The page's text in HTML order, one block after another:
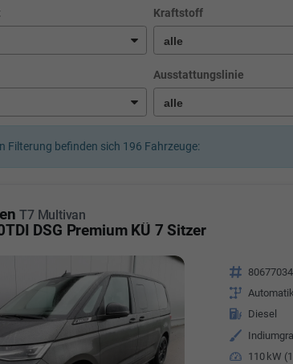
Kraftstoff
Ausstattungslinie
Filterung befinden sich 196 Fahrzeuge:
T7 Multivan
DSG Premium KÜ 7 Sitzer
Fahrzeugnr.
Getriebe
Kraftstoff Diesel
Außenfarbe
Leistung 110 kW
Oguz
- 47695 15
Özden Özkara-
Telefonnummer: 07181 -
E-Mailadresse: